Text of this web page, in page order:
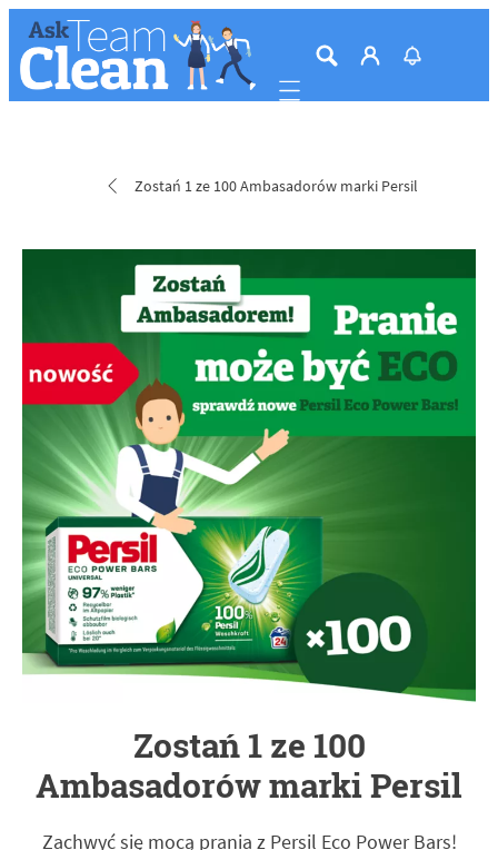
Mobile navigation
Zostań 1 ze 100 Ambasadorów marki Persil
Zostań 1 ze 100
Ambasadorów marki Persil
Zachwyć się mocą prania z Persil Eco Power Bars!